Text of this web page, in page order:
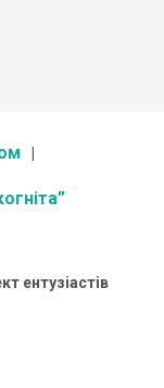
ентузіастів